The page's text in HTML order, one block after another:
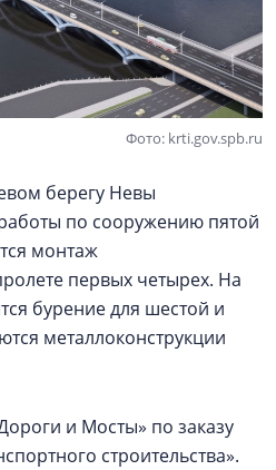
Фото: krti.gov.spb.ru
берегу Невы
по сооружению пятой
монтаж
первых четырех. На
бурение для шестой и
металлоконструкции
и Мосты» по заказу
строительства».